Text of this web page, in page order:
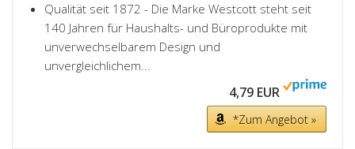
Qualität seit 1872 - Die Marke Westcott steht seit
140 Jahren für Haushalts- und Büroprodukte mit
unverwechselbarem Design und
unvergleichlichem...
4,79 EUR
*Zum Angebot »